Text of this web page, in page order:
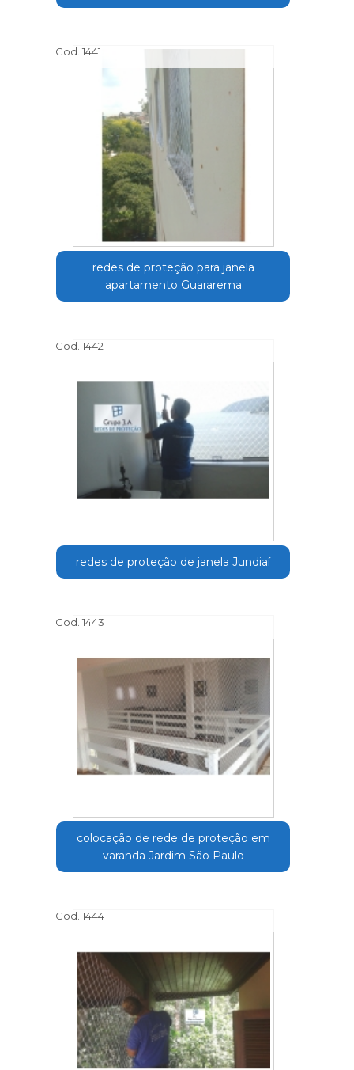
Cod.:1441
redes de proteção para janela
apartamento Guararema
Cod.:1442
redes de proteção de janela Jundiaí
Cod.:1443
colocação de rede de proteção em
varanda Jardim São Paulo
Cod.:1444